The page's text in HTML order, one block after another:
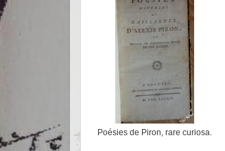
Poésies de Piron, rare curiosa.